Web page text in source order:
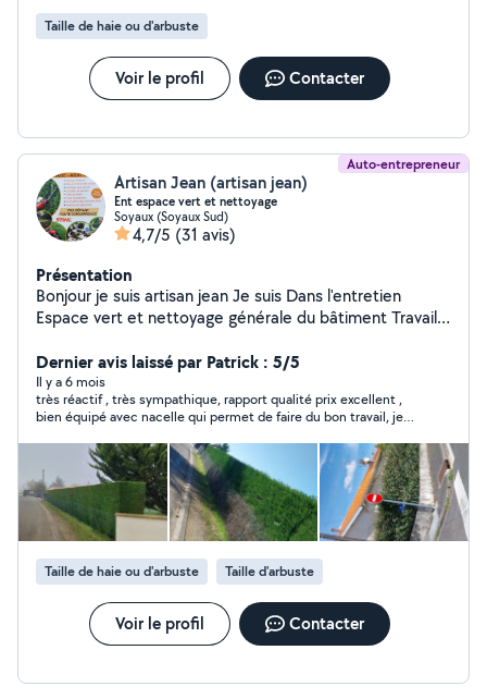
Taille de haie ou d'arbuste
Voir le profil Contacter
Auto-entrepreneur
Artisan Jean (artisan jean)
Ent espace vert et nettoyage
Soyaux (Soyaux Sud)
4,7/5 (31 avis)
Présentation
Bonjour je suis artisan jean Je suis Dans l'entretien
Espace vert et nettoyage générale du bâtiment Travaille
fais tout ce qui est abattage d'arbres étetage d'arbres
Entretien de jardin Taille de haie abattage de haie tonte
de pelouse Débroussaillage évacuation des végétaux
Taille d'arbre Mise en forme des arbres Dessouchage
Pose de clôture Et dans l'entretien du bâtiment Je fais
tout ce qui est Nettoyage et Hydro-fuge toiture façade
Muret Dallage pignon Hangar et toiture métallique
Nettoyage et débouchage de gouttière
Dernier avis laissé par Patrick : 5/5
Il y a 6 mois
très réactif , très sympathique, rapport qualité prix excellent ,
bien équipé avec nacelle qui permet de faire du bon travail, je
Taille de haie ou d'arbuste Taille d'arbuste
Voir le profil Contacter